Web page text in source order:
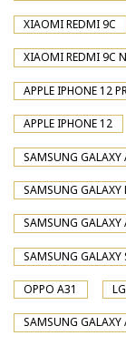
XIAOMI REDMI 9C
XIAOMI REDMI 9C
APPLE IPHONE 12
APPLE IPHONE 12
SAMSUNG
SAMSUNG
SAMSUNG
SAMSUNG GALAXY
OPPO A31
SAMSUNG